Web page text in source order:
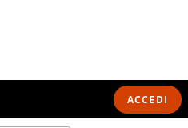
ACCEDI